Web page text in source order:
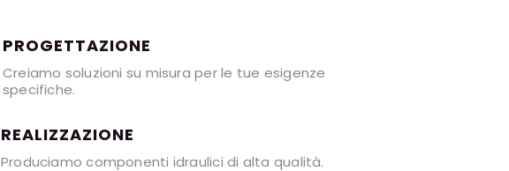
PROGETTAZIONE
Creiamo soluzioni su misura per le tue esigenze
specifiche.
REALIZZAZIONE
Produciamo componenti idraulici di alta qualità.